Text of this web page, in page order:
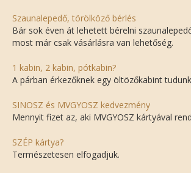
Szaunalepedő, törölköző bérlés
Bár sok éven át lehetett bérelni
most már csak vásárlásra van lehetőség.
1 kabin, 2 kabin, pótkabin?
A párban érkezőknek egy öltözőkabint
SINOSZ és MVGYOSZ kedvezmény
Mennyit fizet az, aki MVGYOSZ kártyával
SZÉP kártya?
Természetesen elfogadjuk.